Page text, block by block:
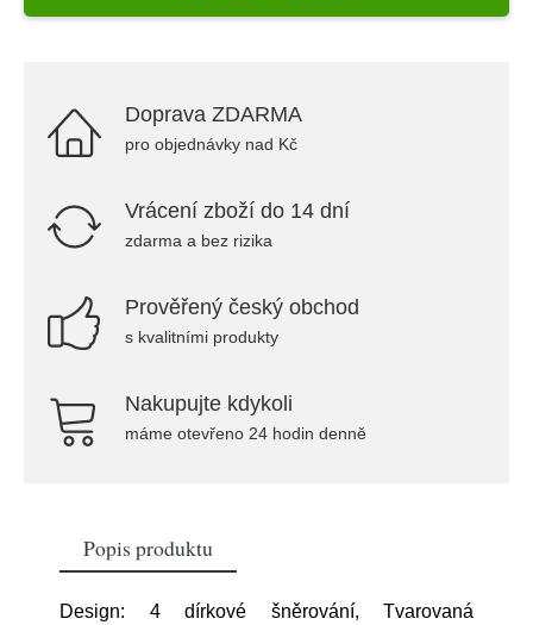
Doprava ZDARMA
pro objednávky nad Kč
Vrácení zboží do 14 dní
zdarma a bez rizika
Prověřený český obchod
s kvalitními produkty
Nakupujte kdykoli
máme otevřeno 24 hodin denně
Popis produktu
Design: 4 dírkové šněrování, Tvarovaná